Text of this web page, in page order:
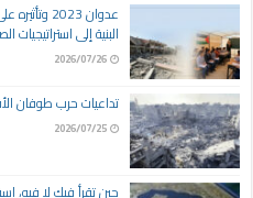
عدوان
البنية إلى استراتيجيات
2026/07/26
تداعيات حرب طوفان
2026/07/25
حين تقرأ فيك لا فيه،